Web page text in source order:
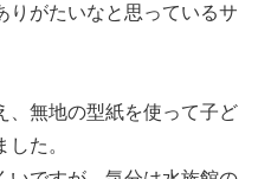
りがたいなと思っているサ
、無地の型紙を使って子ど
た。